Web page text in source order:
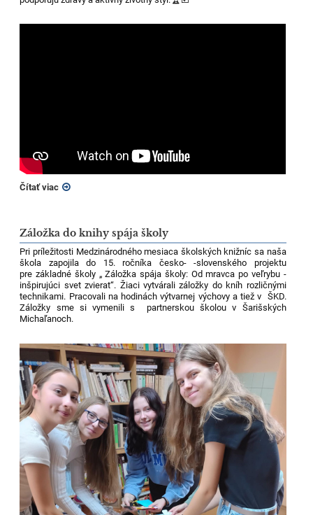
Čítať viac
Záložka do knihy spája školy
Pri príležitosti Medzinárodného mesiaca školských knižníc sa naša
škola zapojila do 15. ročníka česko- -slovenského projektu
pre základné školy „ Záložka spája školy: Od mravca po veľrybu -
inšpirujúci svet zvierat“. Žiaci vytvárali záložky do kníh rozličnými
technikami. Pracovali na hodinách výtvarnej výchovy a tiež v ŠKD.
Záložky sme si vymenili s partnerskou školou v Šarišských
Michaľanoch.